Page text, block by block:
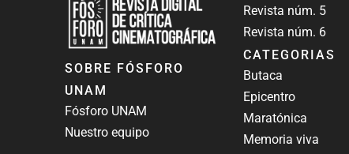
Revista Fósforo UNAM
SOBRE FÓSFORO
UNAM
Fósforo UNAM
Nuestro equipo
Revista núm. 5
Revista núm. 6
CATEGORIAS
Butaca
Epicentro
Maratónica
Memoria viva